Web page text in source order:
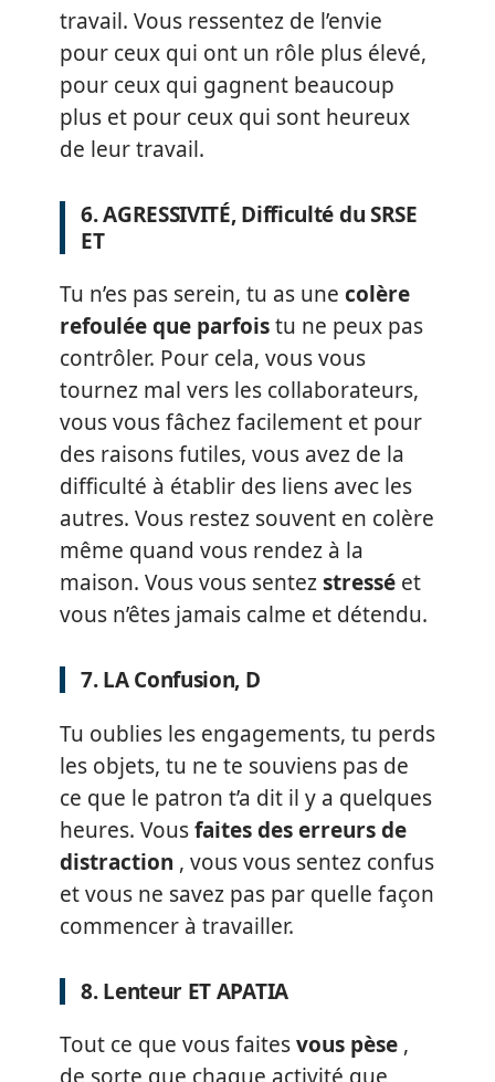
travail. Vous ressentez de l’envie
pour ceux qui ont un rôle plus élevé,
pour ceux qui gagnent beaucoup
plus et pour ceux qui sont heureux
de leur travail.
6. AGRESSIVITÉ, Difficulté du SRSE
ET
Tu n’es pas serein, tu as une colère
refoulée que parfoistu ne peux pas
contrôler. Pour cela, vous vous
tournez mal vers les collaborateurs,
vous vous fâchez facilement et pour
des raisons futiles, vous avez de la
difficulté à établir des liens avec les
autres. Vous restez souvent en colère
même quand vous rendez à la
maison. Vous vous sentezstressé et
vous n’êtes jamais calme et détendu.
7. LA Confusion, D
Tu oublies les engagements, tu perds
les objets, tu ne te souviens pas de
ce que le patron t’a dit il y a quelques
heures. Vousfaites des erreurs de
distraction , vous vous sentez confus
et vous ne savez pas par quelle façon
commencer à travailler.
8. Lenteur ET APATIA
Tout ce que vous faitesvous pèse ,